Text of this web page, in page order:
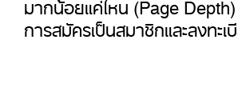
การสมัครเป็นสมาชิกและลงทะ